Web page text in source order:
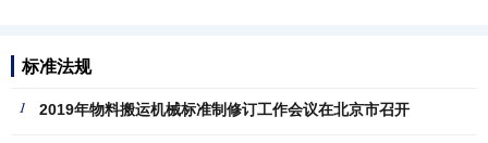
标准法规
1 2019年物料搬运机械标准制修订工作会议在北京市召开